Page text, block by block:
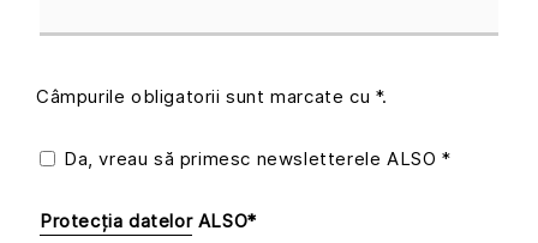
Câmpurile obligatorii sunt marcate cu *.
Da, vreau să primesc newsletterele ALSO *
Protecția datelorALSO*